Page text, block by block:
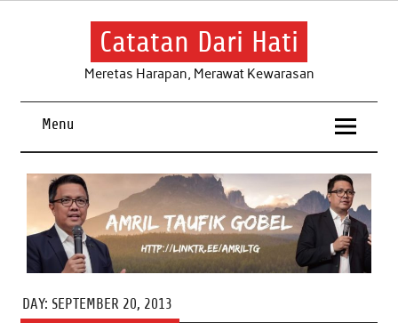
Skip
Catatan Dari Hati
Meretas Harapan, Merawat Kewarasan
Menu
DAY: SEPTEMBER 20, 2013